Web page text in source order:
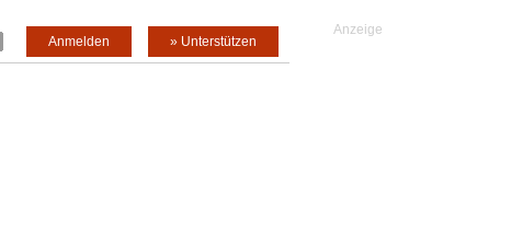
» Unterstützen
Anmelden